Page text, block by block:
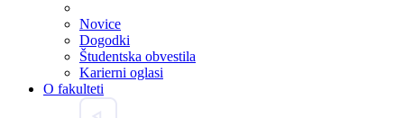
Novice
Dogodki
Študentska obvestila
Karierni oglasi
O fakulteti